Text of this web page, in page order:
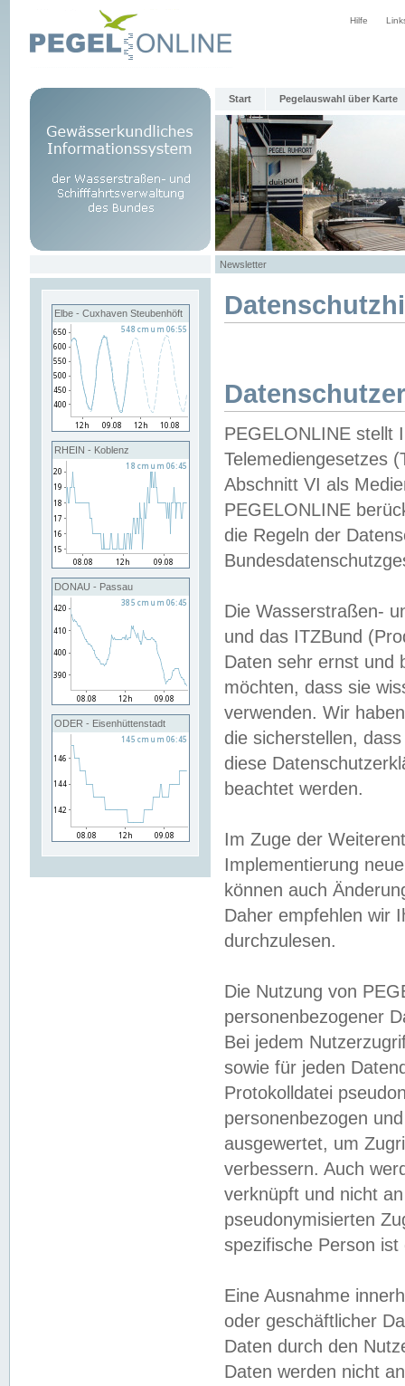
Hilfe
Start Pegelauswahl über Karte
Newsletter
Elbe - Cuxhaven Steubenhöft
RHEIN - Koblenz
DONAU - Passau
ODER - Eisenhüttenstadt
PEGELONLINE stellt
Telemediengesetzes
Abschnitt VI als
PEGELONLINE
die Regeln der
Die Wasserstraßen-
und das ITZBund
Daten sehr ernst und
möchten, dass sie
verwenden. Wir
die sicherstellen,
diese
beachtet werden.
Im Zuge der
Implementierung
können auch
Daher empfehlen wir
durchzulesen.
Die Nutzung von
personenbezogener
Bei jedem
sowie für jeden
Protokolldatei
personenbezogen
ausgewertet, um
verbessern. Auch
verknüpft und nicht
pseudonymisierten
spezifische Person
Eine Ausnahme
oder geschäftlicher
Daten durch den
Daten werden nicht